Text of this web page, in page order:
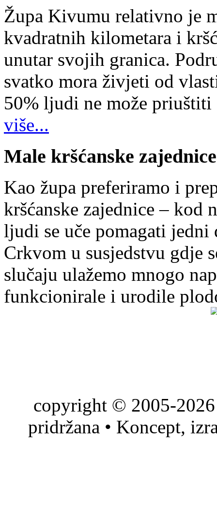
Župa Kivumu relativno je
kvadratnih kilometara i
unutar svojih granica.
svatko mora živjeti od
50% ljudi ne može
više...
Male kršćanske zajednice
Kao župa preferiramo i
kršćanske zajednice – kod
ljudi se uče pomagati
Crkvom u susjedstvu gdje
slučaju ulažemo mnogo
funkcionirale i urodile
copyright © 2005-
pridržana • Koncept,